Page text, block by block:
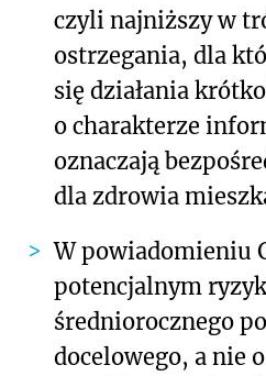
czyli najniższy w
ostrzegania, dla
się działania
o charakterze
oznaczają
dla zdrowia
W powiadomieniu
potencjalnym
średniorocznego
docelowego, a nie